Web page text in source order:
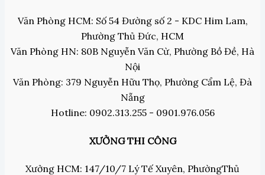
Văn Phòng HCM: Số 54 Đường số 2 - KDC Him Lam,
Phường Thủ Đức, HCM
Văn Phòng HN: 80B Nguyễn Văn Cừ, Phường Bồ Đề, Hà
Nội
Văn Phòng: 379 Nguyễn Hữu Thọ, Phường Cẩm Lệ, Đà
Nẵng
Hotline: 0902.313.255 - 0901.976.056
XƯỞNG THI CÔNG
Xưởng HCM: 147/10/7 Lý Tế Xuyên, PhườngThủ